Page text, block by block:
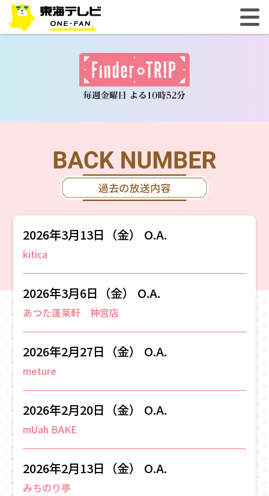
2026年3月13日（金） O.A.
kitica
2026年3月6日（金） O.A.
あつた蓬莱軒 神宮店
2026年2月27日（金） O.A.
meture
2026年2月20日（金） O.A.
mUah BAKE
2026年2月13日（金） O.A.
みちのり亭